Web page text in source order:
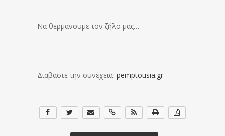
Να θερμάνουμε τον ζήλο μας….
Διαβάστε την συνέχεια: pemptousia.gr